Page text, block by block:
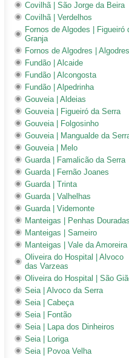
Covilhã | São Jorge da Beira
Covilhã | Verdelhos
Fornos de Algodes | Figueiró
Granja
Fornos de Algodres | Algodres
Fundão | Alcaide
Fundão | Alcongosta
Fundão | Alpedrinha
Gouveia | Aldeias
Gouveia | Figueiró da Serra
Gouveia | Folgosinho
Gouveia | Mangualde da
Gouveia | Melo
Guarda | Famalicão da Serra
Guarda | Fernão Joanes
Guarda | Trinta
Guarda | Valhelhas
Guarda | Videmonte
Manteigas | Penhas Douradas
Manteigas | Sameiro
Manteigas | Vale da Amoreira
Oliveira do Hospital | Alvoco
das Varzeas
Oliveira do Hospital | São
Seia | Alvoco da Serra
Seia | Cabeça
Seia | Fontão
Seia | Lapa dos Dinheiros
Seia | Loriga
Seia | Povoa Velha